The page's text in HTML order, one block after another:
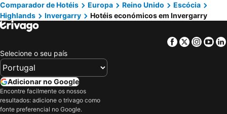
Comparador de Hotéis Europa Reino Unido
Escócia
Highlands
Invergarry Hotéis económicos em Invergarry
Facebook
Twitter
Selecione o seu país
Adicionar no Google
Encontre facilmente os nossos
resultados: adicione o trivago como
fonte preferencial no Google.